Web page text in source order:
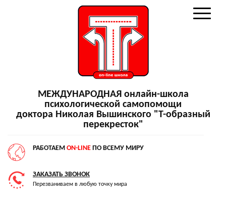
МЕЖДУНАРОДНАЯ онлайн-школа
психологической самопомощи
доктора Николая Вышинского "Т-образный
перекресток"
РАБОТАЕМ ON-LINE ПО ВСЕМУ МИРУ
ЗАКАЗАТЬ ЗВОНОК
Перезваниваем в любую точку мира